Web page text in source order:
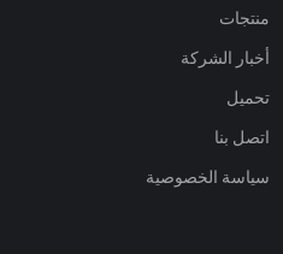
منتجات
أخبار الشركة
تحميل
اتصل بنا
سياسة الخصوصية